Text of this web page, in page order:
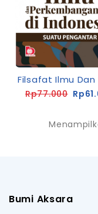
Rp77.000
Bumi Aksara